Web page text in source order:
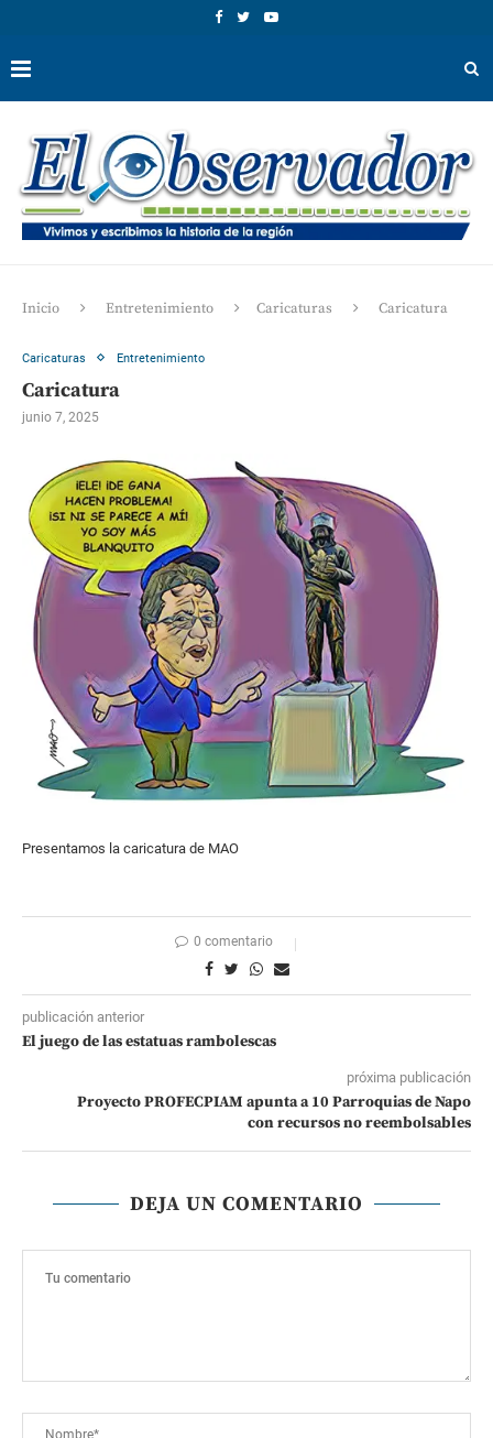
Inicio Entretenimiento Caricaturas Caricatura
Caricaturas Entretenimiento
Caricatura
junio 7, 2025
Presentamos la caricatura de MAO
0 comentario
publicación anterior
El juego de las estatuas rambolescas
próxima publicación
Proyecto PROFECPIAM apunta a 10 Parroquias de Napo
con recursos no reembolsables
DEJA UN COMENTARIO